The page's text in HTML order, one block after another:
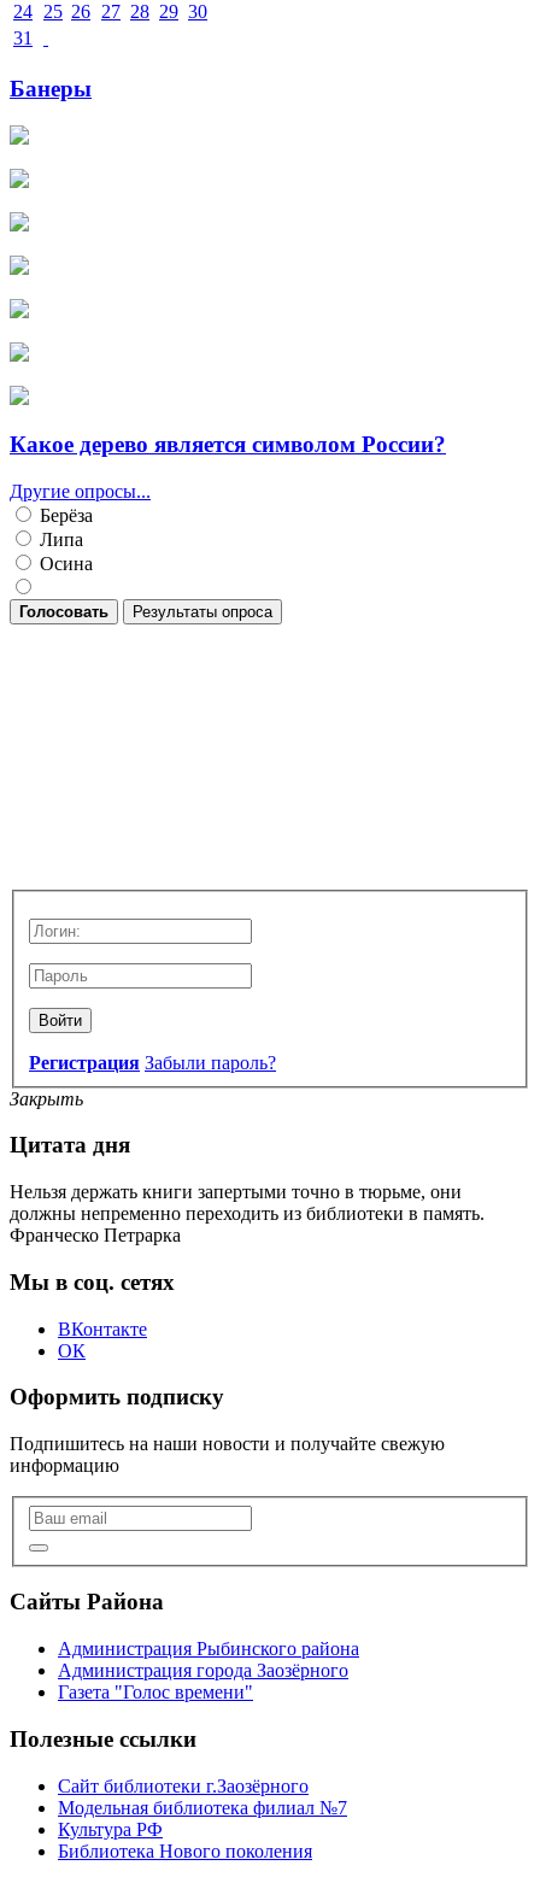
24 25 26 27 28 29 30
31
Банеры
Какое дерево является символом России?
Другие опросы...
Берёза
Липа
Осина
Голосовать Результаты опроса
Войти
Регистрация Забыли пароль?
Закрыть
Цитата дня
Нельзя держать книги запертыми точно в тюрьме, они
должны непременно переходить из библиотеки в память.
Франческо Петрарка
Мы в соц. сетях
ВКонтакте
ОК
Оформить подписку
Подпишитесь на наши новости и получайте свежую
информацию
Сайты Района
Администрация Рыбинского района
Администрация города Заозёрного
Газета "Голос времени"
Полезные ссылки
Сайт библиотеки г.Заозёрного
Модельная библиотека филиал №7
Культура РФ
Библиотека Нового поколения